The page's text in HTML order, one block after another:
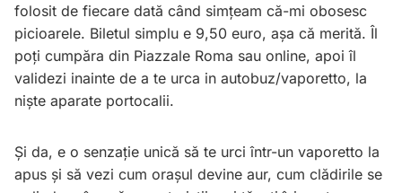
folosit de fiecare dată când simțeam că-mi obosesc
picioarele. Biletul simplu e 9,50 euro, așa că merită. Îl
poți cumpăra din Piazzale Roma sau online, apoi îl
validezi inainte de a te urca in autobuz/vaporetto, la
niște aparate portocalii.
Și da, e o senzație unică să te urci într-un vaporetto la
apus și să vezi cum orașul devine aur, cum clădirile se